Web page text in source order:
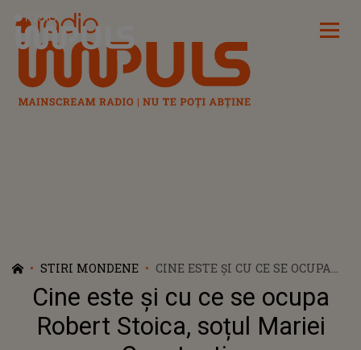
Radio Impuls
STIRI MONDENE
CINE ESTE ȘI CU CE SE OCUPA
ROBERT STOICA, SOȚUL MARIEI
CONSTANTIN
Cine este și cu ce se ocupa
Robert Stoica, soțul Mariei